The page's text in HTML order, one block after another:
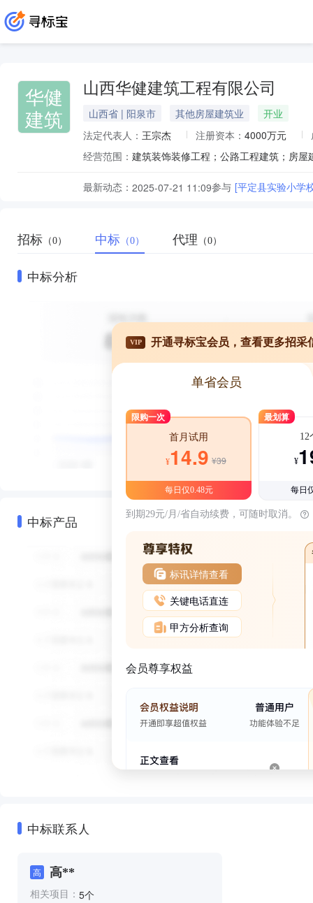
华健
建筑
山西华健建筑工程有限公司
山西省 | 阳泉市 其他房屋建筑业
开业
法定代表人： 王宗杰 注册资本： 4000万元
经营范围：
最新动态： 2025-07-21 11:09参与 [平定县实验小学
招标 （0） 中标 （0） 代理 （0）
中标分析
中标产品
VIP 开通寻标宝会员，查看更多招采
单省会员
限购一次
首月试用
¥14.9 ¥39
每日仅0.48元
最划算
12
¥
每日
到期29元/月/省自动续费，可随时取消。
标讯详情查看
关键电话直连
甲方分析查询
会员尊享权益
中标联系人
高 高**
相关项目： 5个